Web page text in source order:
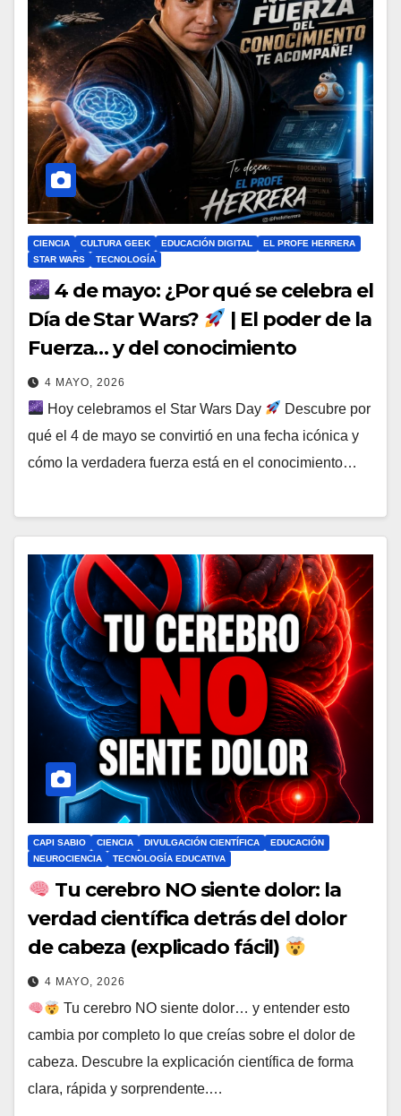
CIENCIA CULTURA GEEK EDUCACIÓN DIGITAL
EL PROFE HERRERA
STAR WARS
TECNOLOGÍA
4 de mayo: ¿Por qué se celebra el
Día de Star Wars?
| El poder de la
Fuerza… y del conocimiento
4 MAYO, 2026
Hoy celebramos el Star Wars Day
Descubre por
qué el 4 de mayo se convirtió en una fecha icónica y
cómo la verdadera fuerza está en el conocimiento…
CAPI SABIO CIENCIA DIVULGACIÓN CIENTÍFICA
EDUCACIÓN
NEUROCIENCIA
TECNOLOGÍA EDUCATIVA
Tu cerebro NO siente dolor: la
verdad científica detrás del dolor
de cabeza (explicado fácil)
4 MAYO, 2026
Tu cerebro NO siente dolor… y entender esto
cambia por completo lo que creías sobre el dolor de
cabeza. Descubre la explicación científica de forma
clara, rápida y sorprendente.…